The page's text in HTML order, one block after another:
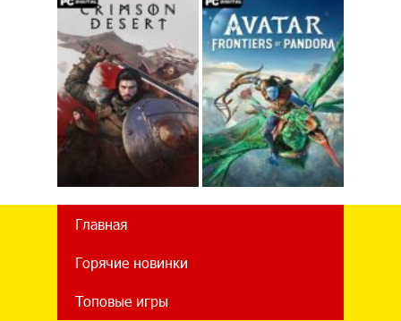
Главная
Горячие новинки
Топовые игры